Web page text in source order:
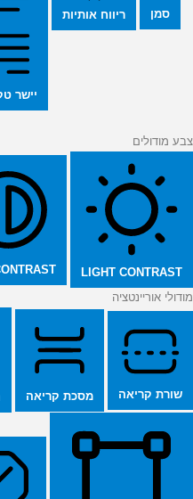
סמן ריווח אותיות
יישר
צבע מודולים
LIGHT CONTRAST
מודולי אוריינטציה
שורת קריאה מסכת קריאה